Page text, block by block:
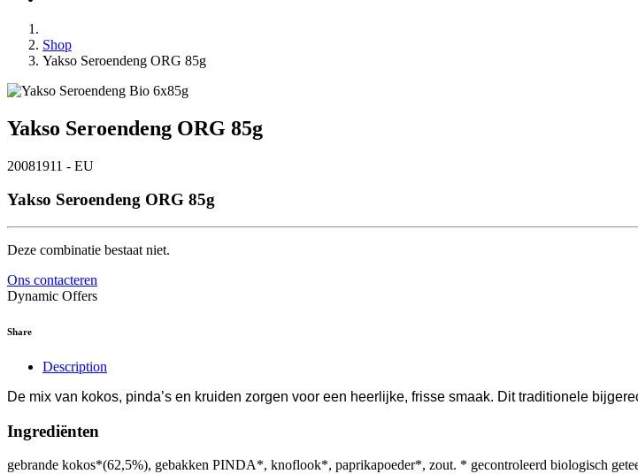
Shop
Yakso Seroendeng ORG 85g
Yakso Seroendeng ORG 85g
20081911 - EU
Yakso Seroendeng ORG 85g
Deze combinatie bestaat niet.
Ons contacteren
Dynamic Offers
Share
Description
De mix van kokos, pinda’s en kruiden zorgen voor een heerlijke, frisse smaak. Dit traditionele
Ingrediënten
gebrande kokos*(62,5%), gebakken PINDA*, knoflook*, paprikapoeder*, zout. * gecontroleerd biologisch